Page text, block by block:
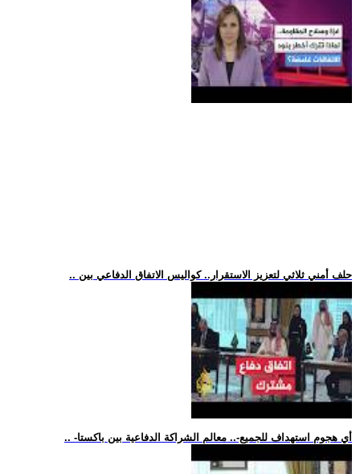
.. حلف أمني ثلاثي لتعزيز الاستقرار.. كواليس الاتفاق الدفاعي بين
.. -أي هجوم استهداف للجميع-.. معالم الشراكة الدفاعية بين باكستا